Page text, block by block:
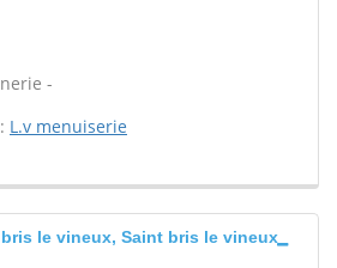
-
L.v menuiserie
le vineux, Saint bris le vineux